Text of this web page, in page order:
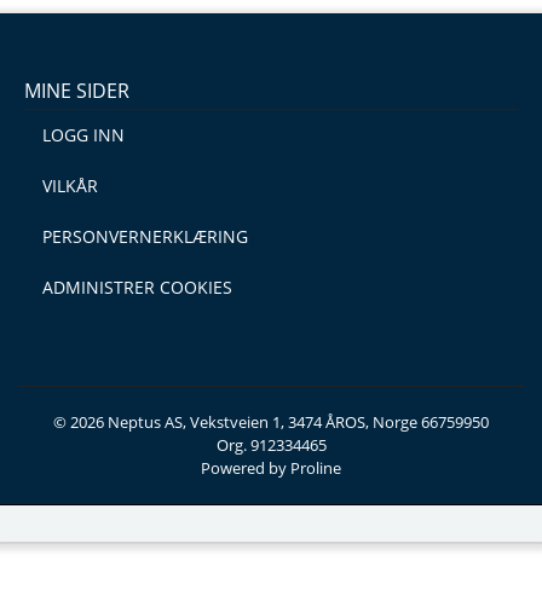
MINE SIDER
LOGG INN
VILKÅR
PERSONVERNERKLÆRING
ADMINISTRER COOKIES
© 2026 Neptus AS, Vekstveien 1, 3474 ÅROS, Norge 66759950
Org. 912334465
Powered by Proline